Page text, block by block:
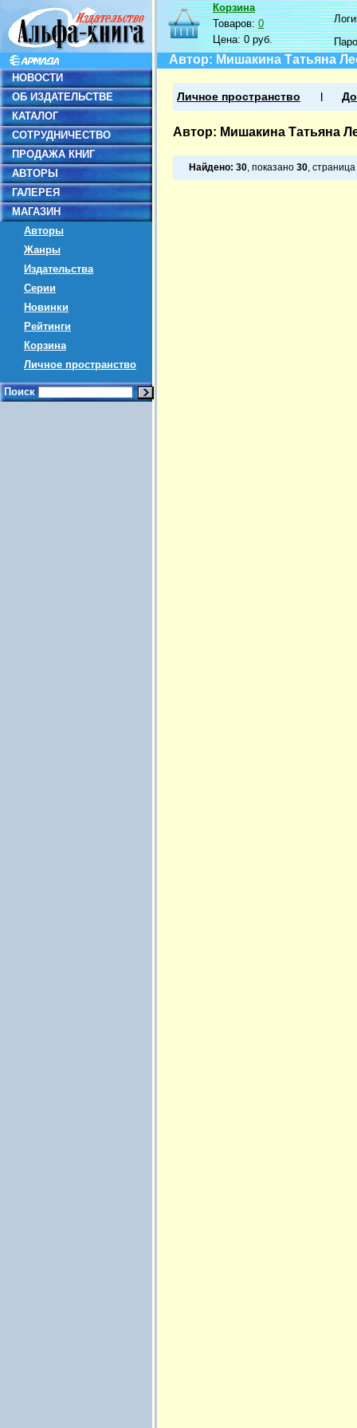
НОВОСТИ
ОБ ИЗДАТЕЛЬСТВЕ
КАТАЛОГ
СОТРУДНИЧЕСТВО
ПРОДАЖА КНИГ
АВТОРЫ
ГАЛЕРЕЯ
МАГАЗИН
Авторы
Жанры
Издательства
Серии
Новинки
Рейтинги
Корзина
Личное пространство
Поиск
Корзина
Товаров:0
Цена:0 руб.
Автор: Мишакина Татьяна
Личное пространство
Автор: Мишакина Татьяна
Найдено: 30, показано 30, страница